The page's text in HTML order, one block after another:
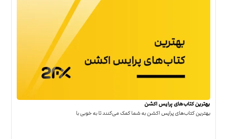
بهترین کتاب‌‌های پرایس اکشن
بهترین کتاب‌‌های پرایس اکشن به شما کمک می‌کنند تا به خوبی با